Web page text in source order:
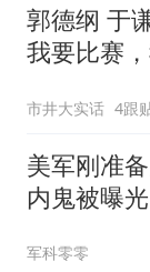
郭德纲 于
我要比赛
祖庙
市井大实话 4跟
美军刚准
内鬼被曝
军科零零